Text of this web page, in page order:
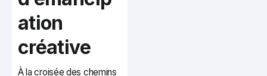
ation
créative
À la croisée des chemins